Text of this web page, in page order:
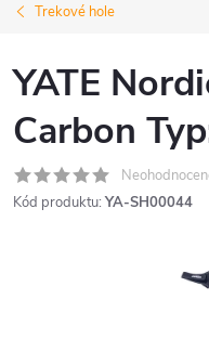
Trekové hole
YATE
Carbon
Kód produktu: YA-SH00044